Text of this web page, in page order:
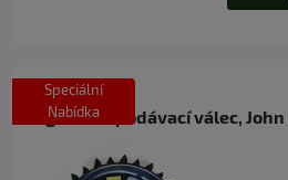
Agresivní podávací válec,
Speciální
Nabídka